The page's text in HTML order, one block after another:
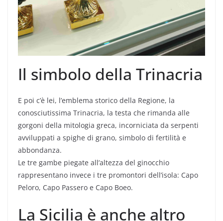
Il simbolo della Trinacria
E poi c’è lei, l’emblema storico della Regione, la
conosciutissima Trinacria, la testa che rimanda alle
gorgoni della mitologia greca, incorniciata da serpenti
avviluppati a spighe di grano, simbolo di fertilità e
abbondanza.
Le tre gambe piegate all’altezza del ginocchio
rappresentano invece i tre promontori dell’isola: Capo
Peloro, Capo Passero e Capo Boeo.
La Sicilia è anche altro